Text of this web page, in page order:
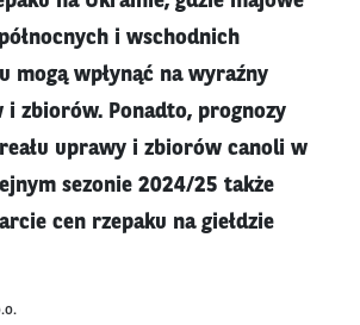
i wschodnich
mogą wpłynąć na wyraźny
i zbiorów. Ponadto, prognozy
uprawy i zbiorów canoli w
sezonie 2024/25 także
cen rzepaku na giełdzie